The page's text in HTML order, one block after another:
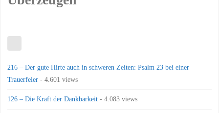
216 – Der gute Hirte auch in schweren Zeiten: Psalm 23 bei einer
Trauerfeier - 4.601 views
126 – Die Kraft der Dankbarkeit - 4.083 views